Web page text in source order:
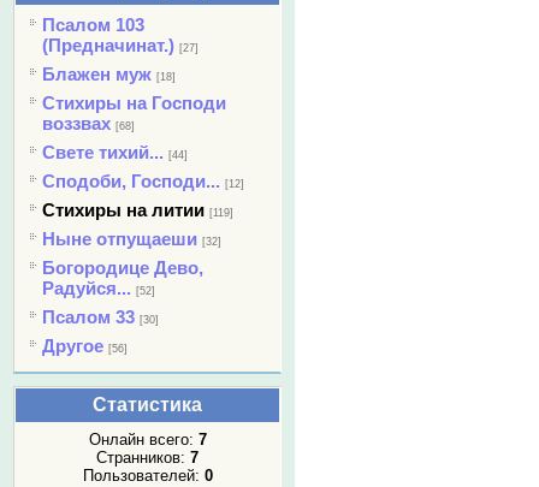
Псалом 103
(Предначинат.) [27]
Блажен муж [18]
Стихиры на Господи
воззвах [68]
Свете тихий... [44]
Сподоби, Господи... [12]
Стихиры на литии [119]
Ныне отпущаеши [32]
Богородице Дево,
Радуйся... [52]
Псалом 33 [30]
Другое [56]
Статистика
Онлайн всего: 7
Странников: 7
Пользователей: 0